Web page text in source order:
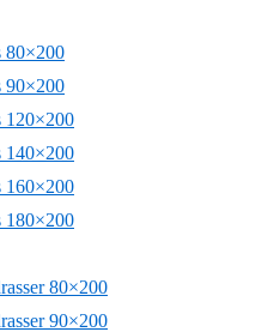
80×200
90×200
120×200
140×200
160×200
180×200
80×200
90×200